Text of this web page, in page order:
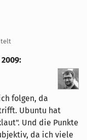
:
folgen, da
Ubuntu hat
Und die Punkte
da ich viele